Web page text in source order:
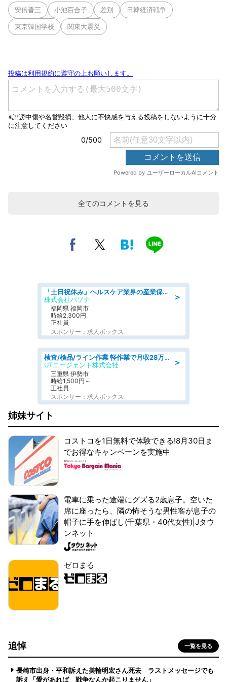
安倍晋三 小池百合子 差別 日韓経済戦争
東京韓国学校 関東大震災
全てのコメントを見る
＞
「土日祝休み」ヘルスケア業界の産業保健師/高時給/未経験OK/要資格:保健師、正看護師
株式会社パソナ
福岡県 福岡市
時給2,300円
正社員
スポンサー：求人ボックス
＞
検査/検品/ライン作業 軽作業で月収28万円可 センサー部品の箱詰め 日勤 土日休
UTエージェント株式会社
三重県 伊勢市
時給1,500円～
正社員
スポンサー：求人ボックス
姉妹サイト
コストコを1日無料で体験できる!8月30日ま
でお得なキャンペーンを実施中
電車に乗った途端にグズる2歳息子。空いた
席に座ったら、隣の怖そうな男性客が息子の
帽子に手を伸ばし(千葉県・40代女性)|Jタウ
ンネット
ゼロまる
追悼 一覧を見る
長崎市出身・平和訴えた美輪明宏さん死去 ラストメッセージでも
訴え「愛があれば 戦争なんか起こりません」